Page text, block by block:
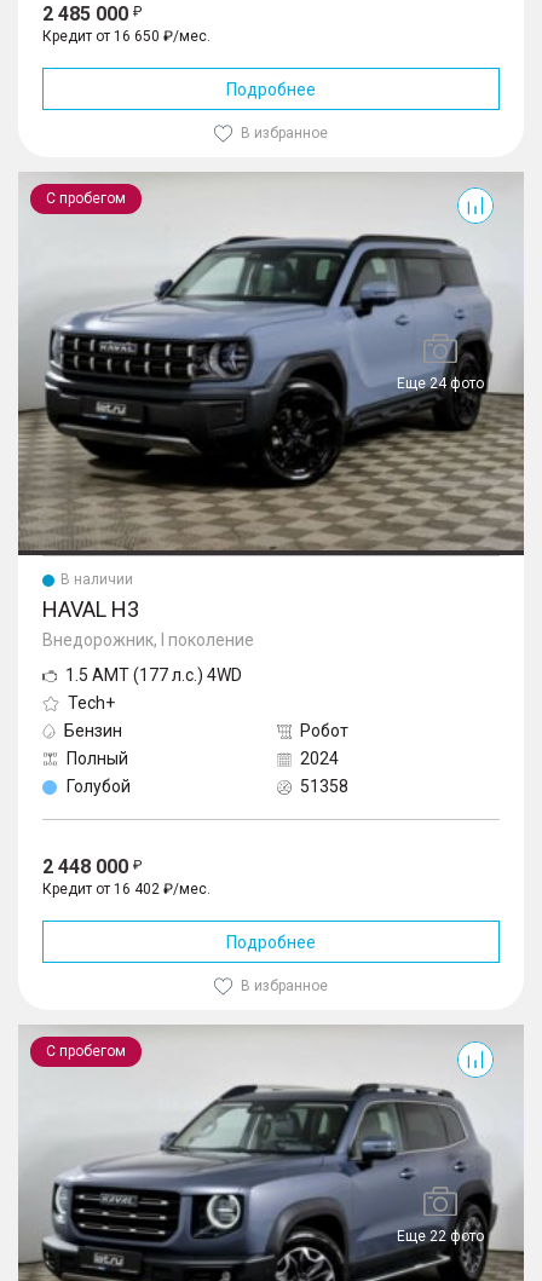
2 485 000
Кредит от 16 650 ₽/мес.
Подробнее
В избранное
С пробегом
Еще 24 фото
H3
В наличии
HAVAL H3
Внедорожник, I поколение
1.5 AMT (177 л.с.) 4WD
Tech+
Бензин
Робот
Полный
2024
Голубой
51358
2 448 000
Кредит от 16 402 ₽/мес.
Подробнее
В избранное
С пробегом
Еще 22 фото
Dargo